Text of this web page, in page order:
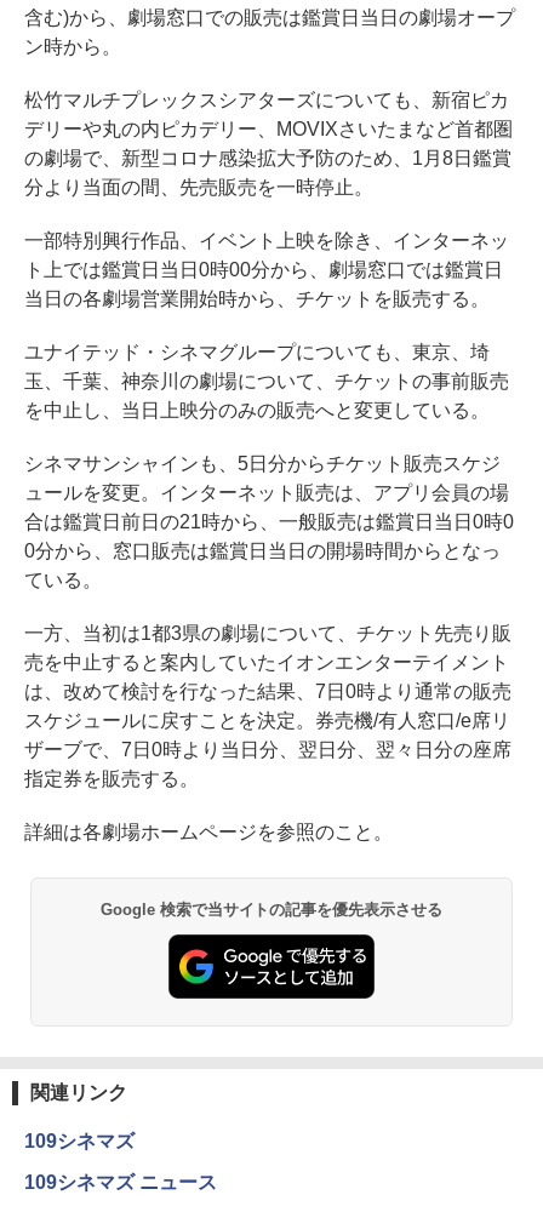
含む)から、劇場窓口での販売は鑑賞日当日の劇場オープ
ン時から。
松竹マルチプレックスシアターズについても、新宿ピカ
デリーや丸の内ピカデリー、MOVIXさいたまなど首都圏
の劇場で、新型コロナ感染拡大予防のため、1月8日鑑賞
分より当面の間、先売販売を一時停止。
一部特別興行作品、イベント上映を除き、インターネッ
ト上では鑑賞日当日0時00分から、劇場窓口では鑑賞日
当日の各劇場営業開始時から、チケットを販売する。
ユナイテッド・シネマグループについても、東京、埼
玉、千葉、神奈川の劇場について、チケットの事前販売
を中止し、当日上映分のみの販売へと変更している。
シネマサンシャインも、5日分からチケット販売スケジ
ュールを変更。インターネット販売は、アプリ会員の場
合は鑑賞日前日の21時から、一般販売は鑑賞日当日0時0
0分から、窓口販売は鑑賞日当日の開場時間からとなっ
ている。
一方、当初は1都3県の劇場について、チケット先売り販
売を中止すると案内していたイオンエンターテイメント
は、改めて検討を行なった結果、7日0時より通常の販売
スケジュールに戻すことを決定。券売機/有人窓口/e席リ
ザーブで、7日0時より当日分、翌日分、翌々日分の座席
指定券を販売する。
詳細は各劇場ホームページを参照のこと。
Google 検索で当サイトの記事を優先表示させる
関連リンク
109シネマズ
109シネマズ ニュース